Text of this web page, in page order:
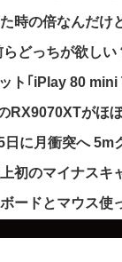
時の倍なんだ
どっちが欲しい
ト｢iPlay 80
RX9070XTがほ
に月衝突へ 5m
初のマイナスキ
ードとマウス